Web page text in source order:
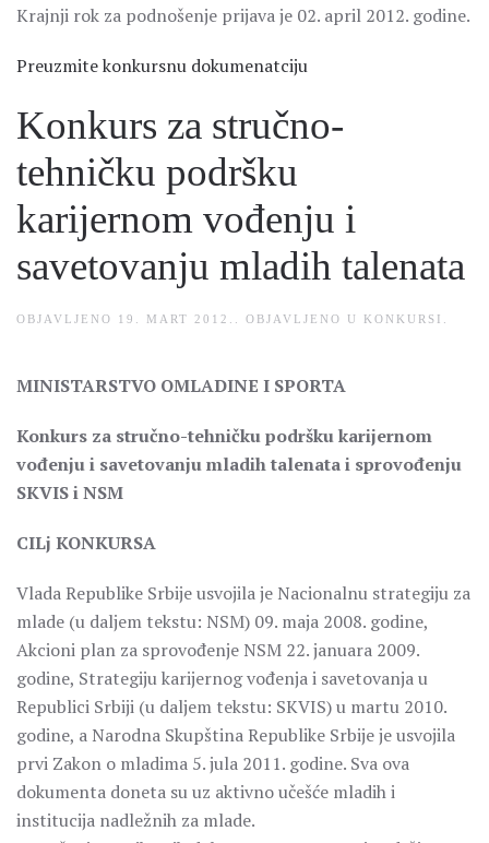
Krajnji rok za podnošenje prijava je 02. april 2012. godine.
Preuzmite konkursnu dokumenatciju
Konkurs za stručno-
tehničku podršku
karijernom vođenju i
savetovanju mladih talenata
OBJAVLJENO 19. MART 2012. . OBJAVLJENO U KONKURSI
MINISTARSTVO OMLADINE I SPORTA
Konkurs za stručno-tehničku podršku karijernom
vođenju i savetovanju mladih talenata i sprovođenju
SKVIS i NSM
CILj KONKURSA
Vlada Republike Srbije usvojila je Nacionalnu strategiju za
mlade (u daljem tekstu: NSM) 09. maja 2008. godine,
Akcioni plan za sprovođenje NSM 22. januara 2009.
godine, Strategiju karijernog vođenja i savetovanja u
Republici Srbiji (u daljem tekstu: SKVIS) u martu 2010.
godine, a Narodna Skupština Republike Srbije je usvojila
prvi Zakon o mladima 5. jula 2011. godine. Sva ova
dokumenta doneta su uz aktivno učešće mladih i
institucija nadležnih za mlade.